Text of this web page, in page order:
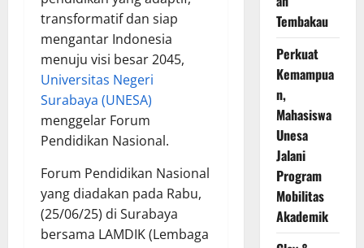
transformatif dan siap
mengantar Indonesia
menuju visi besar 2045,
Universitas Negeri
Surabaya (UNESA)
menggelar Forum
Pendidikan Nasional.
Forum Pendidikan Nasional
yang diadakan pada Rabu,
(25/06/25) di Surabaya
bersama LAMDIK (Lembaga
Tembakau
Perkuat
Kemampua
n,
Mahasiswa
Unesa
Jalani
Program
Mobilitas
Akademik